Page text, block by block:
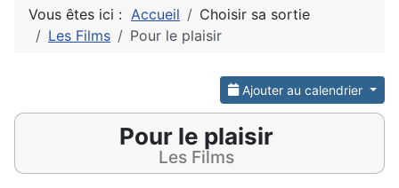
Vous êtes ici : Accueil
Choisir sa sortie
Les Films
Pour le plaisir
Ajouter au calendrier
Pour le plaisir
Les Films